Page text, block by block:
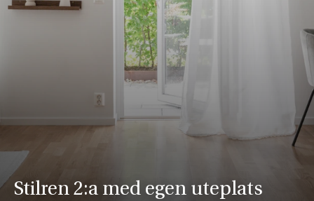
Stilren 2:a med egen uteplats